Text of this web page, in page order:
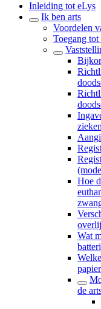
Inleiding tot eLys
Ik ben arts
Voordelen
Toegang tot
Hoe
Wat
de